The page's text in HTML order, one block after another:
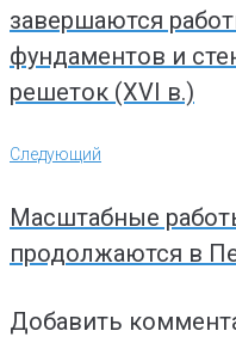
завершаются
фундаментов и
решеток (XVI в.)
Следующий
Следующий
Масштабные
продолжаются в
Добавить